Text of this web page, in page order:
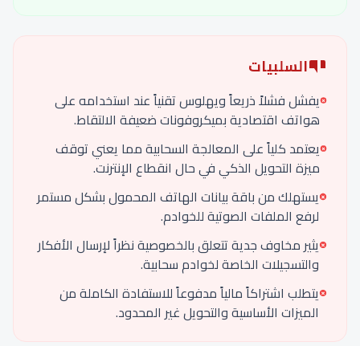
السلبيات
يفشل فشلاً ذريعاً ويهلوس تقنياً عند استخدامه على
هواتف اقتصادية بميكروفونات ضعيفة الالتقاط.
يعتمد كلياً على المعالجة السحابية مما يعني توقف
ميزة التحويل الذكي في حال انقطاع الإنترنت.
يستهلك من باقة بيانات الهاتف المحمول بشكل مستمر
لرفع الملفات الصوتية للخوادم.
يثير مخاوف جدية تتعلق بالخصوصية نظراً لإرسال الأفكار
والتسجيلات الخاصة لخوادم سحابية.
يتطلب اشتراكاً مالياً مدفوعاً للاستفادة الكاملة من
الميزات الأساسية والتحويل غير المحدود.